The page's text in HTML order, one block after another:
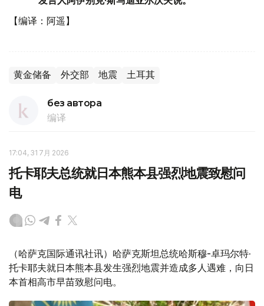
【编译：阿遥】
黄金储备 外交部 地震 土耳其
без автора
编译
17:04, 31 7月 2026
托卡耶夫总统就日本熊本县强烈地震致慰问
电
（哈萨克国际通讯社讯）哈萨克斯坦总统哈斯穆-卓玛尔特·
托卡耶夫就日本熊本县发生强烈地震并造成多人遇难，向日
本首相高市早苗致慰问电。